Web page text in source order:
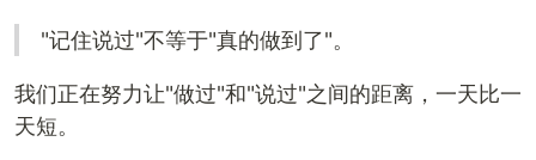
"记住说过"不等于"真的做到了"。
我们正在努力让"做过"和"说过"之间的距离，一天比一
天短。